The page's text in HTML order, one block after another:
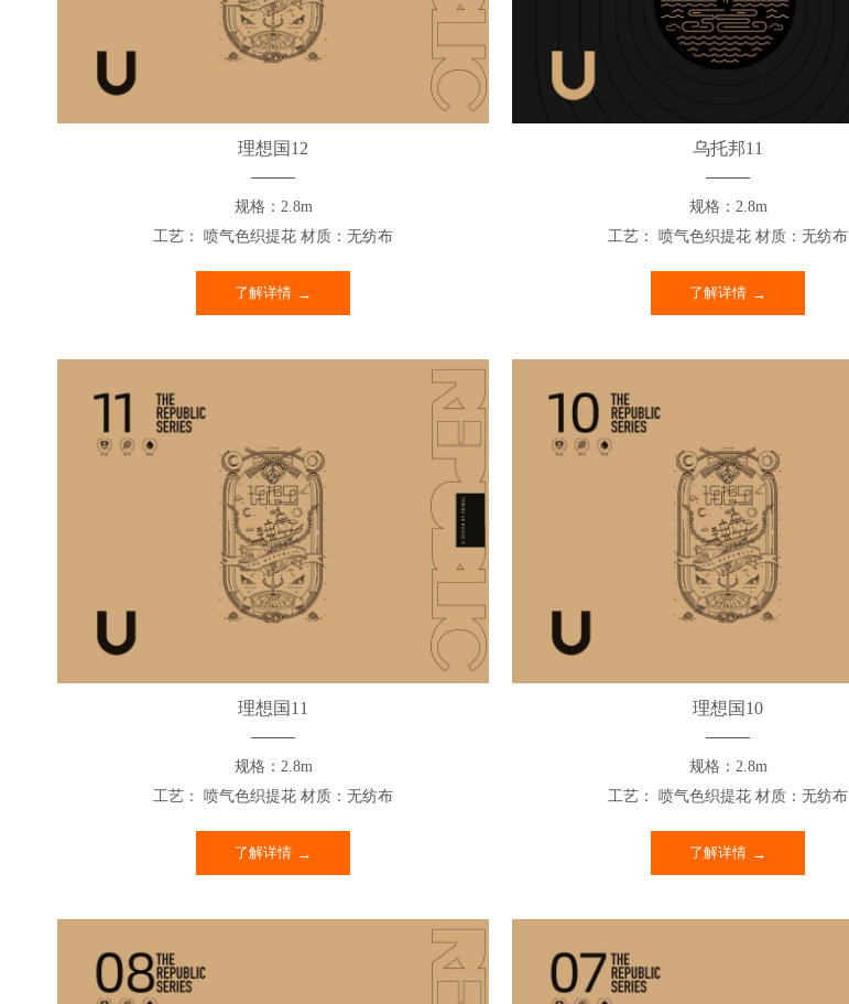
理想国12
规格：2.8m
工艺： 喷气色织提花 材质：无纺布
了解详情
乌托邦11
规格：2.8m
工艺： 喷气色织提花 材质：无纺布
了解详情
理想国11
规格：2.8m
工艺： 喷气色织提花 材质：无纺布
了解详情
理想国10
规格：2.8m
工艺： 喷气色织提花 材质：无纺布
了解详情